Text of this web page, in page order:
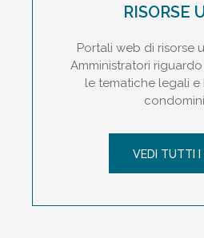
RISORSE
Portali web di risorse
Amministratori
le tematiche legali
VEDI TUTTI I